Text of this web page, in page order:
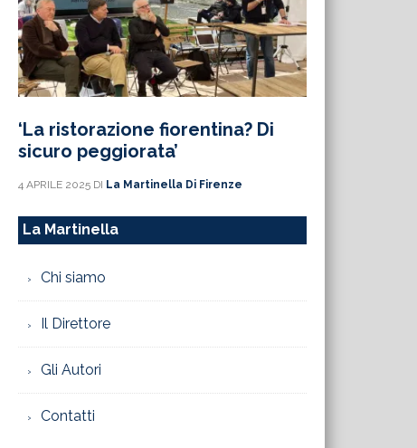
‘La ristorazione fiorentina? Di
sicuro peggiorata’
4 APRILE 2025 DI La Martinella Di Firenze
La Martinella
Chi siamo
Il Direttore
Gli Autori
Contatti